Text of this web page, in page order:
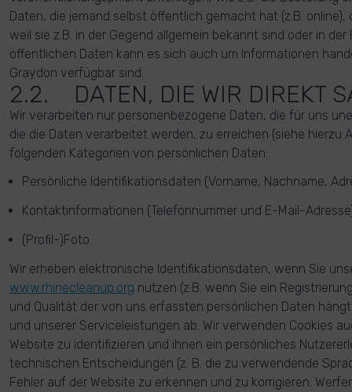
Daten, die jemand selbst öffentlich gemacht hat (z.B.
weil sie z.B. in der Gegend allgemein bekannt sind oder in
öffentlichen Daten kann es sich auch um Informationen
Graydon verfügbar sind.
2.2. DATEN, DIE WIR DIREKT
Wir verarbeiten nur personenbezogene Daten, die für uns
die die Daten verarbeitet werden, zu erreichen (siehe hierzu
folgenden Kategorien von persönlichen Daten:
Persönliche Identifikationsdaten (Vorname, Nachname,
Kontaktinformationen (Telefonnummer und E-Mail-
(Profil-)Foto.
Wir erheben elektronische Identifikationsdaten, wenn Sie
www.rhinecleanup.org nutzen (z.B. wenn Sie ein
und Qualität der von uns erfassten persönlichen Daten
und unserer Serviceleistungen ab. Wir verwenden Cookies
Website zu identifizieren und ihnen ein persönliches
technischen Entscheidungen (z. B. die zu verwendende
Fehler auf der Website zu erkennen und zu korrigieren.